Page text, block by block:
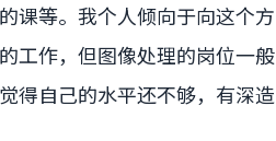
课等。我个人倾向于向这个方
工作，但图像处理的岗位一般
得自己的水平还不够，有深造